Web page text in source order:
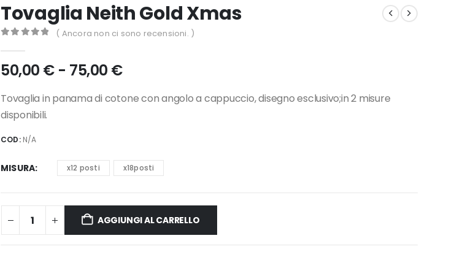
Tovaglia Neith Gold Xmas
( Ancora non ci sono recensioni. )
50,00 € - 75,00 €Fascia
prezzo:
75,00 €
Tovaglia in panama di cotone con angolo a cappuccio, disegno esclusivo;in 2 misure
disponibili.
COD: N/A
MISURA x12 posti x18posti
AGGIUNGI AL CARRELLO